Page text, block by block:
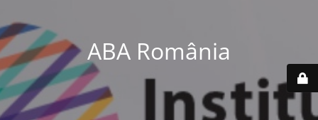
ABA România